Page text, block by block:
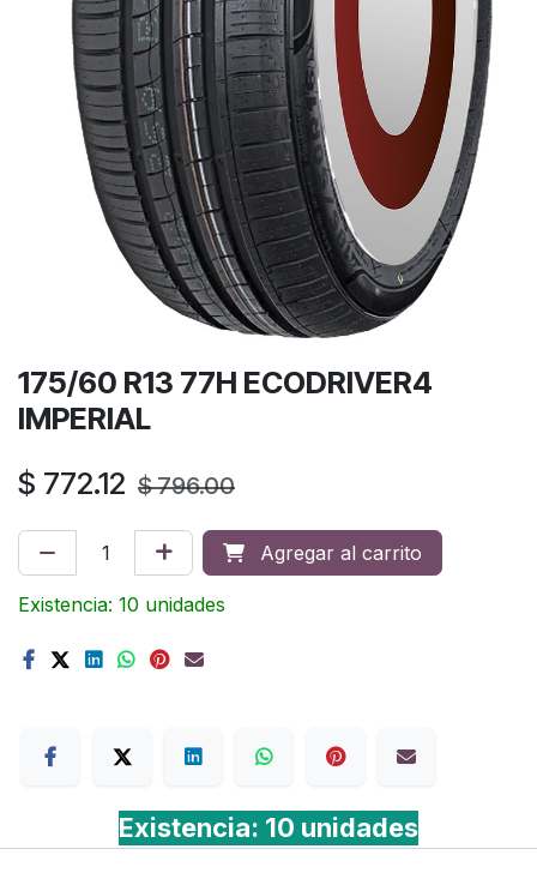
175/60 R13 77H ECODRIVER4
IMPERIAL
$ 772.12 $796.00
Agregar al carrito
Existencia: 10 unidades
Existencia: 10 unidades